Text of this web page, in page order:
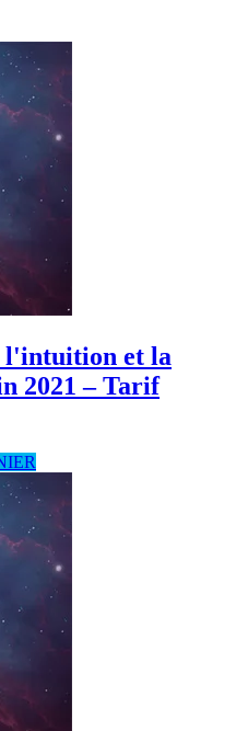
et la
2021 – Tarif